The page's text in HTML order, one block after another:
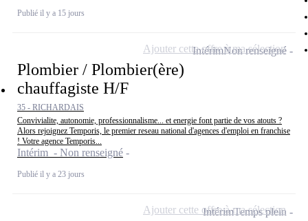
Publié il y a 15 jours
Plombier / Plombier(ère)
chauffagiste H/F
35 - RICHARDAIS
Convivialite, autonomie, professionnalisme... et energie font partie de vos atouts ?
Alors rejoignez Temporis, le premier reseau national d'agences d'emploi en franchise
! Votre agence Temporis...
Intérim - Non renseigné
Publié il y a 23 jours
IntérimNon renseigné
Ajouter cette offre à ma sélection
IntérimTemps plein
Ajouter cette offre à ma sélection